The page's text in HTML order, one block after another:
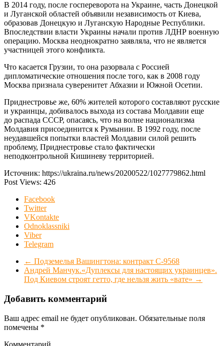
В 2014 году, после госпереворота на Украине, часть Донецкой
и Луганской областей объявили независимость от Киева,
образовав Донецкую и Луганскую Народные Республики.
Впоследствии власти Украины начали против ЛДНР военную
операцию. Москва неоднократно заявляла, что не является
участницей этого конфликта.
Что касается Грузии, то она разорвала с Россией
дипломатические отношения после того, как в 2008 году
Москва признала суверенитет Абхазии и Южной Осетии.
Приднестровье же, 60% жителей которого составляют русские
и украинцы, добивалось выхода из состава Молдавии еще
до распада СССР, опасаясь, что на волне национализма
Молдавия присоединится к Румынии. В 1992 году, после
неудавшейся попытки властей Молдавии силой решить
проблему, Приднестровье стало фактически
неподконтрольной Кишиневу территорией.
Источник: https://ukraina.ru/news/20200522/1027779862.html
Post Views: 426
Facebook
Twitter
VKontakte
Odnoklassniki
Viber
Telegram
← Подземелья Вашингтона: контракт C-9568
Андрей Манчук.«Дуплексы для настоящих украинцев».
Под Киевом строят гетто, где нельзя жить «вате» →
Добавить комментарий
Ваш адрес email не будет опубликован. Обязательные поля
помечены *
Комментарий